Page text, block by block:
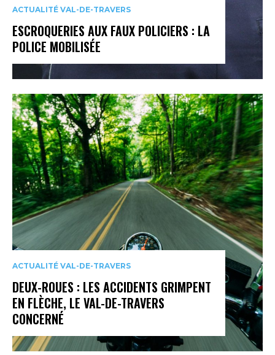
ACTUALITÉ VAL-DE-TRAVERS
ESCROQUERIES AUX FAUX POLICIERS : LA
POLICE MOBILISÉE
ACTUALITÉ VAL-DE-TRAVERS
DEUX-ROUES : LES ACCIDENTS GRIMPENT
EN FLÈCHE, LE VAL-DE-TRAVERS
CONCERNÉ